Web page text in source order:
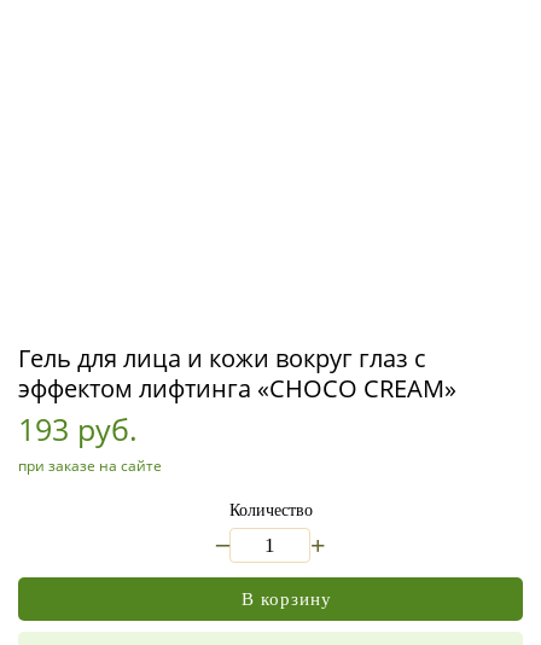
Гель для лица и кожи вокруг глаз с
эффектом лифтинга «CHOCO CREAM»
193 руб.
при заказе на сайте
Количество
+
В корзину